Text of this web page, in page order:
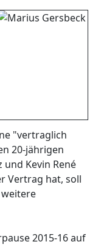
"vertraglich
20-jährigen
und Kevin René
Vertrag hat, soll
2015-16 auf